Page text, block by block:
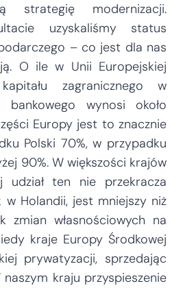
strategię modernizacji.
uzyskaliśmy status
– co jest dla nas
O ile w Unii Europejskiej
zagranicznego w
wynosi około
Europy jest to znacznie
Polski 70%, w przypadku
90%. W większości krajów
udział ten nie przekracza
w Holandii, jest mniejszy niż
zmian własnościowych na
kraje Europy Środkowej
prywatyzacji, sprzedając
kraju przyspieszenie